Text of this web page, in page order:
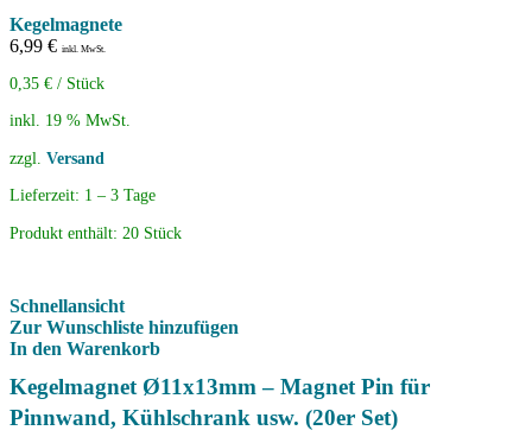
Kegelmagnete
6,99 € inkl. MwSt.
0,35 € / Stück
inkl. 19 % MwSt.
zzgl. Versand
Lieferzeit: 1 – 3 Tage
Produkt enthält: 20 Stück
Schnellansicht
Zur Wunschliste hinzufügen
In den Warenkorb
Kegelmagnet Ø11x13mm – Magnet Pin für
Pinnwand, Kühlschrank usw. (20er Set)